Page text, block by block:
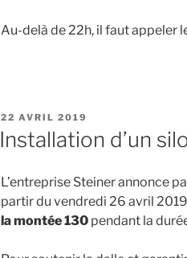
Au-delà de 22h, il faut appeler
PUBLIÉ
LE
22 AVRIL 2019
Installation d’un
L’entreprise Steiner annonce
partir du vendredi 26 avril
la montée 130pendant la